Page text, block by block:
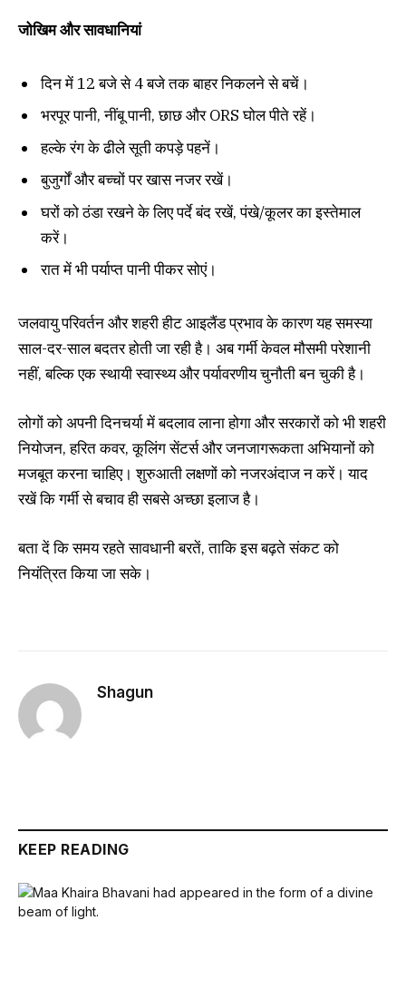
जोखिम और सावधानियां
दिन में 12 बजे से 4 बजे तक बाहर निकलने से बचें।
भरपूर पानी, नींबू पानी, छाछ और ORS घोल पीते रहें।
हल्के रंग के ढीले सूती कपड़े पहनें।
बुजुर्गों और बच्चों पर खास नजर रखें।
घरों को ठंडा रखने के लिए पर्दे बंद रखें, पंखे/कूलर का इस्तेमाल
करें।
रात में भी पर्याप्त पानी पीकर सोएं।
जलवायु परिवर्तन और शहरी हीट आइलैंड प्रभाव के कारण यह समस्या
साल-दर-साल बदतर होती जा रही है। अब गर्मी केवल मौसमी परेशानी
नहीं, बल्कि एक स्थायी स्वास्थ्य और पर्यावरणीय चुनौती बन चुकी है।
लोगों को अपनी दिनचर्या में बदलाव लाना होगा और सरकारों को भी शहरी
नियोजन, हरित कवर, कूलिंग सेंटर्स और जनजागरूकता अभियानों को
मजबूत करना चाहिए। शुरुआती लक्षणों को नजरअंदाज न करें। याद
रखें कि गर्मी से बचाव ही सबसे अच्छा इलाज है।
बता दें कि समय रहते सावधानी बरतें, ताकि इस बढ़ते संकट को
नियंत्रित किया जा सके।
Shagun
KEEP READING